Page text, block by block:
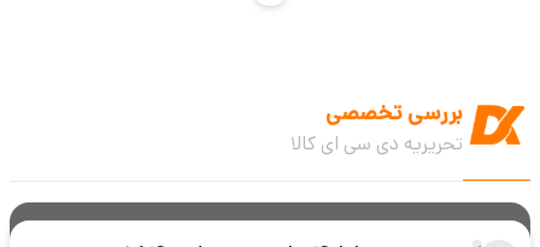
بررسی تخصصی
تحریریه دی سی ای کالا